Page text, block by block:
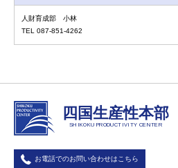
人財育成部 小林
TEL 087-851-4262
四国生産性本部
SHIKOKU PRODUCTIVITY CENTER
お電話でのお問い合わせはこちら